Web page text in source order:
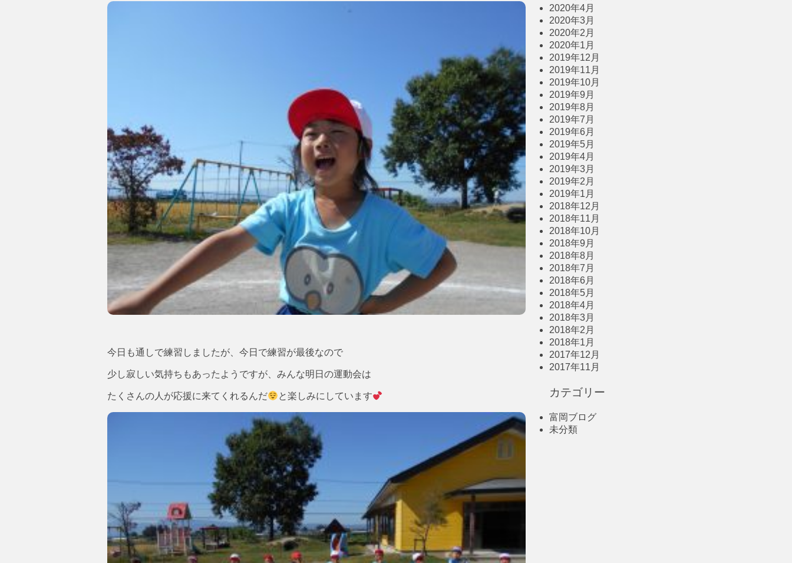
今日も通しで練習しましたが、今日で練習が最後なので
少し寂しい気持ちもあったようですが、みんな明日の運動会は
たくさんの人が応援に来てくれるんだ と楽しみにしています
2020年4月
2020年3月
2020年2月
2020年1月
2019年12月
2019年11月
2019年10月
2019年9月
2019年8月
2019年7月
2019年6月
2019年5月
2019年4月
2019年3月
2019年2月
2019年1月
2018年12月
2018年11月
2018年10月
2018年9月
2018年8月
2018年7月
2018年6月
2018年5月
2018年4月
2018年3月
2018年2月
2018年1月
2017年12月
2017年11月
カテゴリー
富岡ブログ
未分類